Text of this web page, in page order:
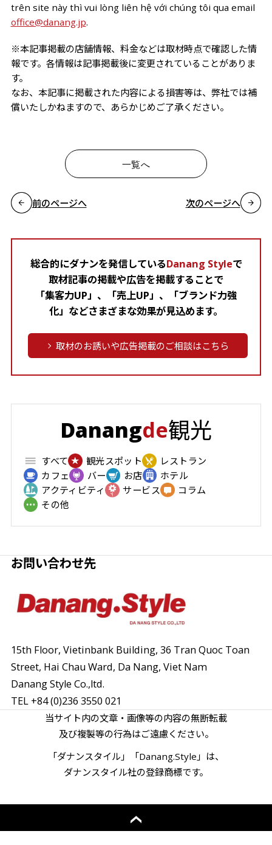
trên site này thì vui lòng liên hệ với chúng tôi qua email
office@danang.jp.
※本記事掲載の店舗情報、料金などは取材時点で確認した情
報です。各情報は記事掲載後に変更されていることがありま
す。
なお、本記事に掲載された内容による損害等は、弊社では補
償いたしかねますので、あらかじめご了承ください。
前のページへ
一覧へ
次のページへ
総合的にダナンを発信しているDanang Styleで
取材記事の掲載や広告を掲載することで
「集客力UP」、「売上UP」、「ブランド力強
化」などさまざまな効果が見込めます。
取材のお誘いや広告掲載のご相談はこちら
Danangde観光
すべて 観光スポット
レストラン
カフェ
バー お店
ホテル
アクティビティ
サービス
コラム
その他
お問い合わせ先
15th Floor, Vietinbank Building, 36 Tran Quoc Toan
Street, Hai Chau Ward, Da Nang, Viet Nam
Danang Style Co.,ltd.
TEL +84 (0)236 3550 021
当サイト内の文章・画像等の内容の無断転載
及び複製等の行為はご遠慮ください。
「ダナンスタイル」「Danang.Style」は、
ダナンスタイル社の登録商標です。